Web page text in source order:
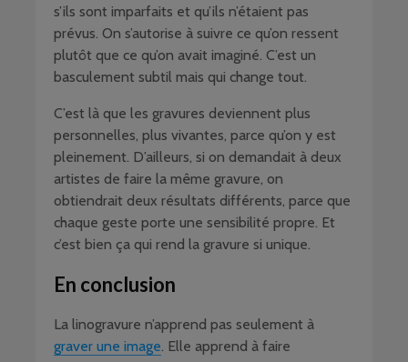
s’ils sont imparfaits et qu’ils n’étaient pas
prévus. On s’autorise à suivre ce qu’on ressent
plutôt que ce qu’on avait imaginé. C’est un
basculement subtil mais qui change tout.
C’est là que les gravures deviennent plus
personnelles, plus vivantes, parce qu’on y est
pleinement. D’ailleurs, si on demandait à deux
artistes de faire la même gravure, on
obtiendrait deux résultats différents, parce que
chaque geste porte une sensibilité propre. Et
c’est bien ça qui rend la gravure si unique.
En conclusion
La linogravure n’apprend pas seulement à
graver une image. Elle apprend à faire